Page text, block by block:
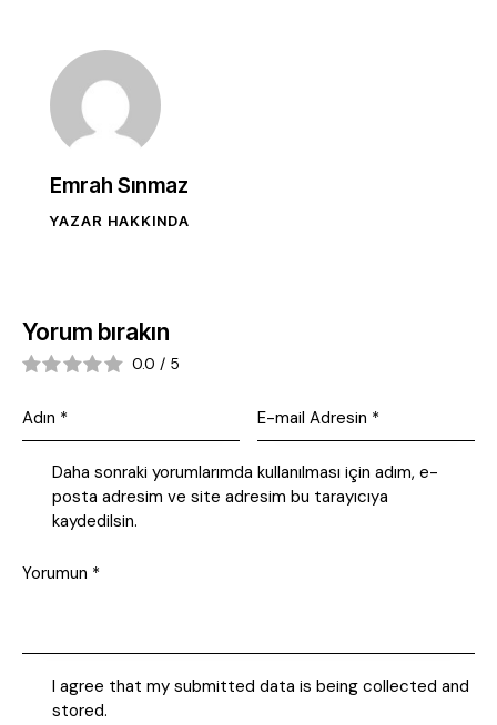
Emrah Sınmaz
YAZAR HAKKINDA
Yorum bırakın
0.0 / 5
Daha sonraki yorumlarımda kullanılması için adım, e-
posta adresim ve site adresim bu tarayıcıya
kaydedilsin.
I agree that my submitted data is being collected and
stored.